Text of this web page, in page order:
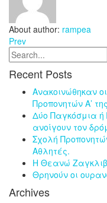
About author: rampea
Prev
Recent Posts
Ανακοινώθηκαν
Προπονητών Α’
Δύο Παγκόσμια
ανοίγουν τον
Σχολή
Αθλητές.
Η Θεανώ
Θρηνούν οι
Archives